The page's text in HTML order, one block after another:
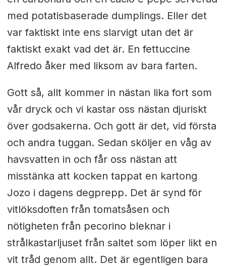
med potatisbaserade dumplings. Eller det
var faktiskt inte ens slarvigt utan det är
faktiskt exakt vad det är. En fettuccine
Alfredo åker med liksom av bara farten.
Gott så, allt kommer in nästan lika fort som
vår dryck och vi kastar oss nästan djuriskt
över godsakerna. Och gott är det, vid första
och andra tuggan. Sedan sköljer en våg av
havsvatten in och får oss nästan att
misstänka att kocken tappat en kartong
Jozo i dagens degprepp. Det är synd för
vitlöksdoften från tomatsåsen och
nötigheten från pecorino bleknar i
strålkastarljuset från saltet som löper likt en
vit tråd genom allt. Det är egentligen bara